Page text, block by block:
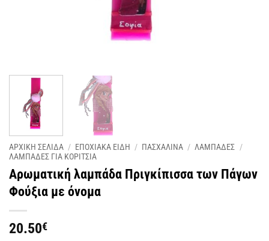
ΑΡΧΙΚΗ ΣΕΛΙΔΑ / ΕΠΟΧΙΑΚΑ ΕΙΔΗ / ΠΑΣΧΑΛΙΝΑ / ΛΑΜΠΑΔΕΣ /
ΛΑΜΠΑΔΕΣ ΓΙΑ ΚΟΡΙΤΣΙΑ
Αρωματική λαμπάδα Πριγκίπισσα των Πάγων
Φούξια με όνομα
20.50€